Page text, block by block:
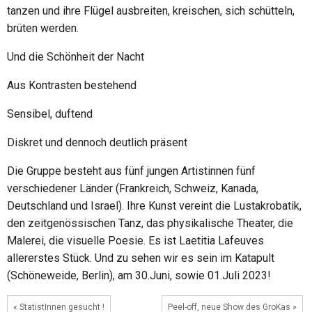
tanzen und ihre Flügel ausbreiten, kreischen, sich schütteln,
brüten werden.
Und die Schönheit der Nacht
Aus Kontrasten bestehend
Sensibel, duftend
Diskret und dennoch deutlich präsent
Die Gruppe besteht aus fünf jungen Artistinnen fünf
verschiedener Länder (Frankreich, Schweiz, Kanada,
Deutschland und Israel). Ihre Kunst vereint die Lustakrobatik,
den zeitgenössischen Tanz, das physikalische Theater, die
Malerei, die visuelle Poesie. Es ist Laetitia Lafeuves
allererstes Stück. Und zu sehen wir es sein im Katapult
(Schöneweide, Berlin), am 30.Juni, sowie 01.Juli 2023!
« StatistInnen gesucht ! Peel-off, neue Show des GroKas »